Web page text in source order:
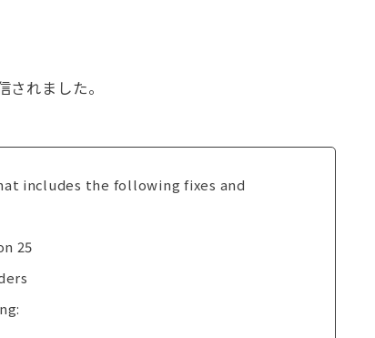
れました。
includes the following fixes and
25